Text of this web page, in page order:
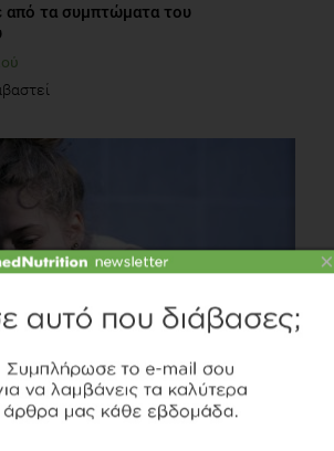
από τα συμπτώματα του
×